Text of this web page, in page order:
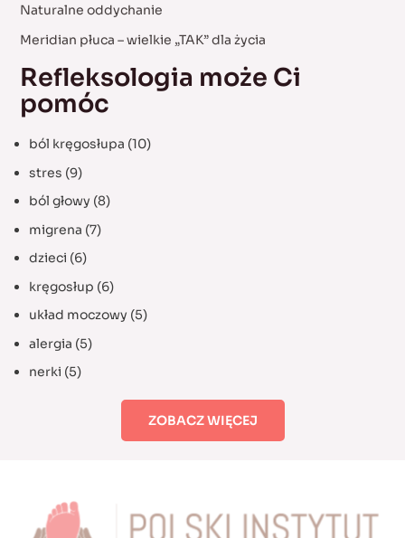
r
:
Naturalne oddychanie
Meridian płuca – wielkie „TAK” dla życia
Refleksologia może Ci
pomóc
ból kręgosłupa (10)
stres (9)
ból głowy (8)
migrena (7)
dzieci (6)
kręgosłup (6)
układ moczowy (5)
alergia (5)
nerki (5)
ZOBACZ WIĘCEJ